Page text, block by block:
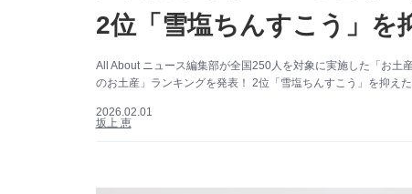
2位「雪塩ちんすこう」を
All About ニュース編集部が全国250人を対象に実施した「お土
のお土産」ランキングを発表！ 2位「雪塩ちんすこう」を抑え
2026.02.01
坂上 恵